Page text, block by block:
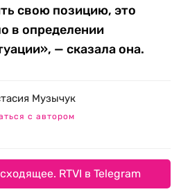
свою позицию, это
в определении
— сказала она.
Музычук
с автором
RTVI в Telegram